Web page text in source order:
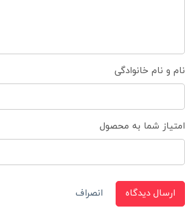
نام و نام خانوادگی
امتیاز شما به محصول
ارسال دیدگاه انصراف